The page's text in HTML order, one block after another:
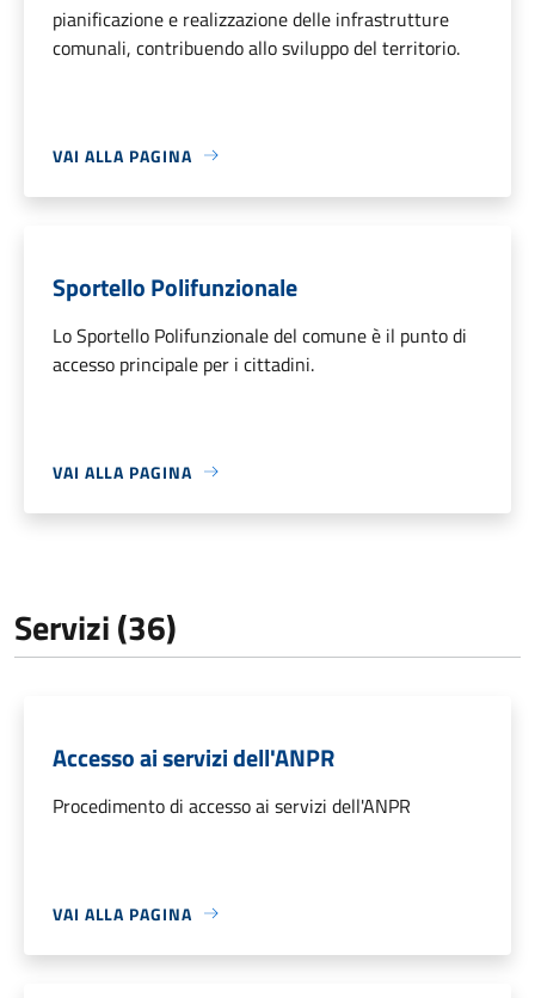
pianificazione e realizzazione delle infrastrutture
comunali, contribuendo allo sviluppo del territorio.
VAI ALLA PAGINA
Sportello Polifunzionale
Lo Sportello Polifunzionale del comune è il punto di
accesso principale per i cittadini.
VAI ALLA PAGINA
Servizi (36)
Accesso ai servizi dell'ANPR
Procedimento di accesso ai servizi dell'ANPR
VAI ALLA PAGINA